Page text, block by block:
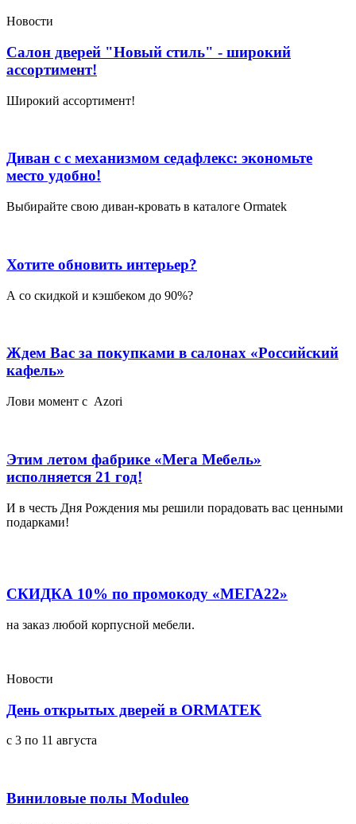
Различные
на
мебель,
каталог
Магазины
столы,
шкафы
мебельном
центре.
Новости
Салон дверей "Новый стиль" - широкий
ассортимент!
Широкий ассортимент!
Диван с с механизмом седафлекс: экономьте
место удобно!
Выбирайте свою диван-кровать в каталоге Ormatek
Хотите обновить интерьер?
А со скидкой и кэшбеком до 90%?
Ждем Вас за покупками в салонах «Российский
кафель»
Лови момент с Azori
Этим летом фабрике «Мега Мебель»
исполняется 21 год!
И в честь Дня Рождения мы решили порадовать вас ценными
подарками!
СКИДКА 10% по промокоду «МЕГА22»
на заказ любой корпусной мебели.
Новости
День открытых дверей в ORMATEK
с 3 по 11 августа
Виниловые полы Moduleo